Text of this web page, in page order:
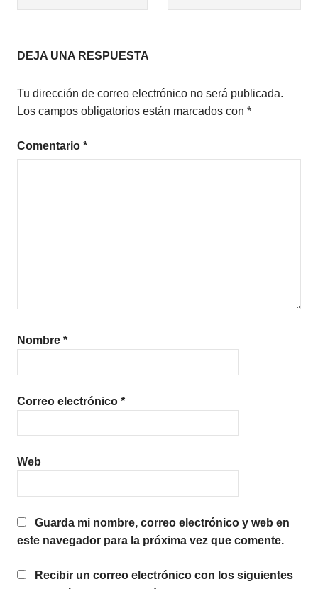
HISTÓRICA
entradas
DEJA UNA RESPUESTA
Tu dirección de correo electrónico no será publicada.
Los campos obligatorios están marcados con *
Comentario *
Nombre *
Correo electrónico *
Web
Guarda mi nombre, correo electrónico y web en
este navegador para la próxima vez que comente.
Recibir un correo electrónico con los siguientes